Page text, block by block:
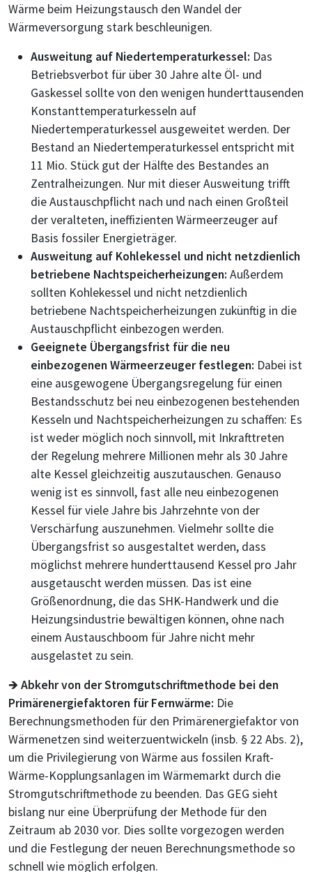
Wärme beim Heizungstausch den Wandel der
Wärmeversorgung stark beschleunigen.
Ausweitung auf Niedertemperaturkessel: Das
Betriebsverbot für über 30 Jahre alte Öl- und
Gaskessel sollte von den wenigen hunderttausenden
Konstanttemperaturkesseln auf
Niedertemperaturkessel ausgeweitet werden. Der
Bestand an Niedertemperaturkessel entspricht mit
11 Mio. Stück gut der Hälfte des Bestandes an
Zentralheizungen. Nur mit dieser Ausweitung trifft
die Austauschpflicht nach und nach einen Großteil
der veralteten, ineffizienten Wärmeerzeuger auf
Basis fossiler Energieträger.
Ausweitung auf Kohlekessel und nicht netzdienlich
betriebene Nachtspeicherheizungen: Außerdem
sollten Kohlekessel und nicht netzdienlich
betriebene Nachtspeicherheizungen zukünftig in die
Austauschpflicht einbezogen werden.
Geeignete Übergangsfrist für die neu
einbezogenen Wärmeerzeuger festlegen: Dabei ist
eine ausgewogene Übergangsregelung für einen
Bestandsschutz bei neu einbezogenen bestehenden
Kesseln und Nachtspeicherheizungen zu schaffen: Es
ist weder möglich noch sinnvoll, mit Inkrafttreten
der Regelung mehrere Millionen mehr als 30 Jahre
alte Kessel gleichzeitig auszutauschen. Genauso
wenig ist es sinnvoll, fast alle neu einbezogenen
Kessel für viele Jahre bis Jahrzehnte von der
Verschärfung auszunehmen. Vielmehr sollte die
Übergangsfrist so ausgestaltet werden, dass
möglichst mehrere hunderttausend Kessel pro Jahr
ausgetauscht werden müssen. Das ist eine
Größenordnung, die das SHK-Handwerk und die
Heizungsindustrie bewältigen können, ohne nach
einem Austauschboom für Jahre nicht mehr
ausgelastet zu sein.
🡺Abkehr von der Stromgutschriftmethode bei den
Primärenergiefaktoren für Fernwärme: Die
Berechnungsmethoden für den Primärenergiefaktor von
Wärmenetzen sind weiterzuentwickeln (insb. § 22 Abs. 2),
um die Privilegierung von Wärme aus fossilen Kraft-
Wärme-Kopplungsanlagen im Wärmemarkt durch die
Stromgutschriftmethode zu beenden. Das GEG sieht
bislang nur eine Überprüfung der Methode für den
Zeitraum ab 2030 vor. Dies sollte vorgezogen werden
und die Festlegung der neuen Berechnungsmethode so
schnell wie möglich erfolgen.